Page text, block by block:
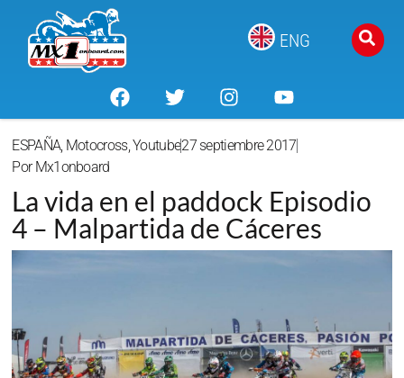
ENG
ESPAÑA, Motocross,Youtube27 septiembre 2017
PorMx1onboard
La vida en el paddock Episodio
4 – Malpartida de Cáceres